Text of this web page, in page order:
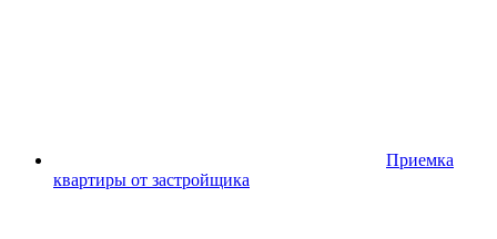
Приемка
квартиры от застройщика